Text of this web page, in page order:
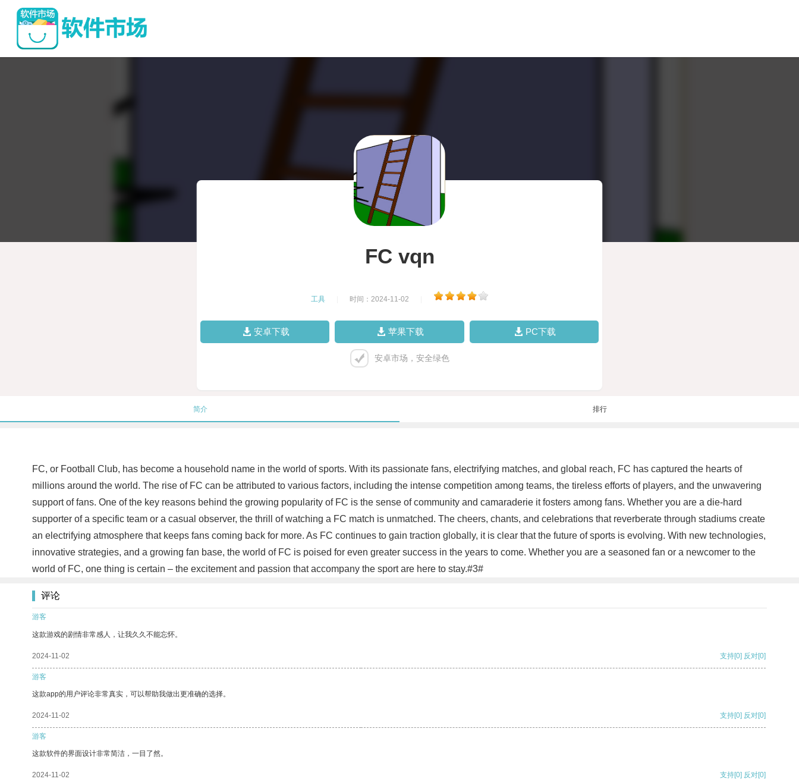
FC vqn
工具 时间：2024-11-02
安卓下载 苹果下载 PC下载
安卓市场，安全绿色
简介 排行
FC, or Football Club, has become a household name in the world of sports. With its passionate fans, electrifying matches, and global reach, FC has captured the hearts of
millions around the world. The rise of FC can be attributed to various factors, including the intense competition among teams, the tireless efforts of players, and the unwavering
support of fans. One of the key reasons behind the growing popularity of FC is the sense of community and camaraderie it fosters among fans. Whether you are a die-hard
supporter of a specific team or a casual observer, the thrill of watching a FC match is unmatched. The cheers, chants, and celebrations that reverberate through stadiums create
an electrifying atmosphere that keeps fans coming back for more. As FC continues to gain traction globally, it is clear that the future of sports is evolving. With new technologies,
innovative strategies, and a growing fan base, the world of FC is poised for even greater success in the years to come. Whether you are a seasoned fan or a newcomer to the
world of FC, one thing is certain – the excitement and passion that accompany the sport are here to stay.#3#
评论
游客
这款游戏的剧情非常感人，让我久久不能忘怀。
2024-11-02 支持[0] 反对[0]
游客
这款app的用户评论非常真实，可以帮助我做出更准确的选择。
2024-11-02 支持[0] 反对[0]
游客
这款软件的界面设计非常简洁，一目了然。
2024-11-02 支持[0] 反对[0]